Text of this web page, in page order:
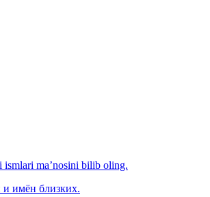
ismlari ma’nosini bilib oling.
имён близких.